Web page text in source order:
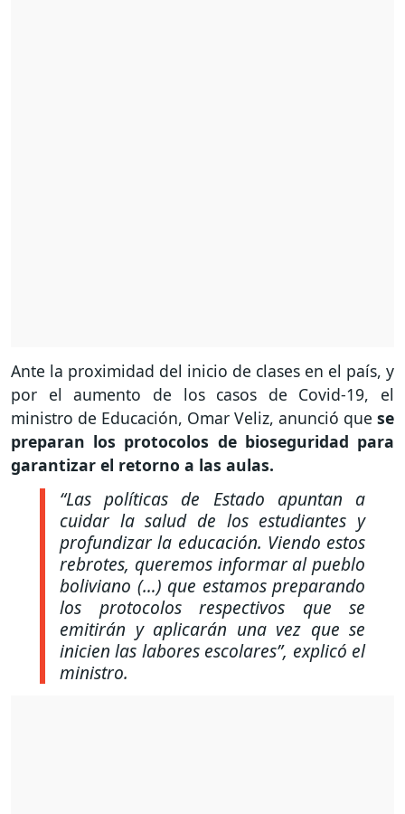
Ante la proximidad del inicio de clases en el país, y
por el aumento de los casos de Covid-19, el
ministro de Educación, Omar Veliz, anunció que se
preparan los protocolos de bioseguridad para
garantizar el retorno a las aulas.
“Las políticas de Estado apuntan a
cuidar la salud de los estudiantes y
profundizar la educación. Viendo estos
rebrotes, queremos informar al pueblo
boliviano (…) que estamos preparando
los protocolos respectivos que se
emitirán y aplicarán una vez que se
inicien las labores escolares”, explicó el
ministro.